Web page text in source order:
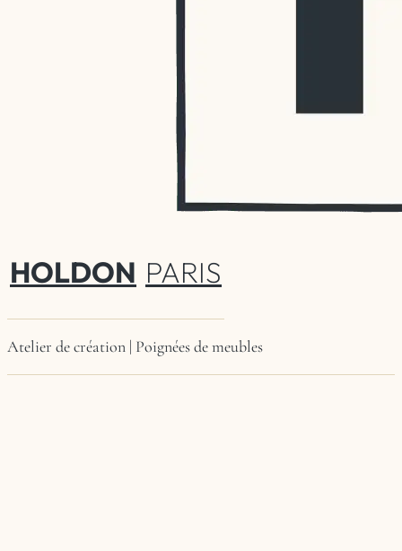
HOLDON PARIS
Atelier de création | Poignées de meubles